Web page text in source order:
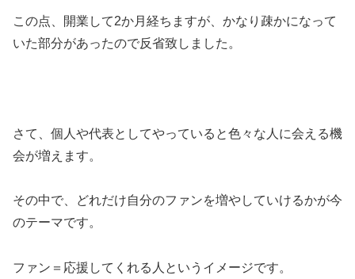
この点、開業して2か月経ちますが、かなり疎かになって
いた部分があったので反省致しました。
さて、個人や代表としてやっていると色々な人に会える機
会が増えます。
その中で、どれだけ自分のファンを増やしていけるかが今
のテーマです。
ファン＝応援してくれる人というイメージです。